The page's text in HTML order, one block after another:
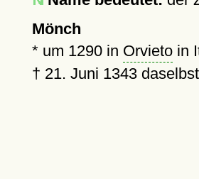
Mönch
* um 1290in Orvietoin
† 21. Juni 1343daselbst